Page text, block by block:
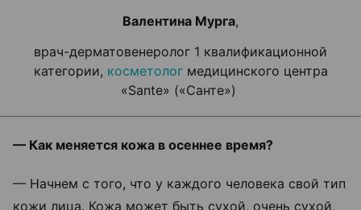
Валентина Мурга,
врач-дерматовенеролог 1 квалификационной
категории, косметологмедицинского центра
«Sante» («Санте»)
— Как меняется кожа в осеннее время?
— Начнем с того, что у каждого человека свой тип
кожи лица. Кожа может быть сухой, очень сухой,